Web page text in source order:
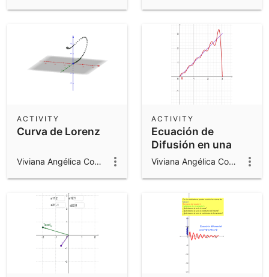
Curva de Lorenz
ACTIVITY
Viviana Angélica Costa
Ecuación de
Difusión en una
variable
ACTIVITY
Viviana Angélica Costa